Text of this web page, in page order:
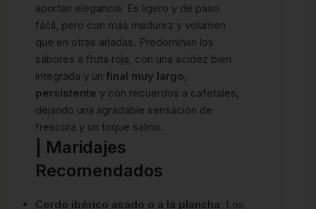
aportan elegancia. Es ligero y de paso
fácil, pero con más madurez y volumen
que en otras añadas. Predominan los
sabores a fruta roja, con una acidez bien
integrada y un final muy largo,
persistente y con recuerdos a cafetales,
dejando una agradable sensación de
frescura y un toque salino.
| Maridajes
Recomendados
Cerdo ibérico asado o a la plancha: Los